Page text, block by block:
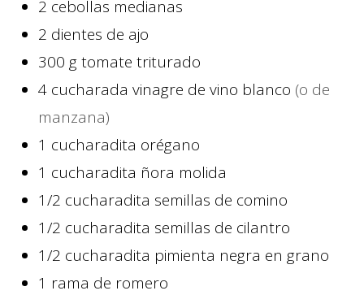
2 cebollas medianas
2 dientes de ajo
300 gtomate triturado
4 cucharada vinagre de vino blanco (o de
manzana)
1 cucharadita orégano
1 cucharadita ñora molida
1/2 cucharadita semillas de comino
1/2 cucharadita semillas de cilantro
1/2 cucharadita pimienta negra en grano
1 rama de romero